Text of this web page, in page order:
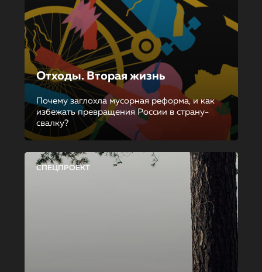
Отходы. Вторая жизнь
Почему заглохла мусорная реформа, и как
избежать превращения России в страну-
свалку?
СПЕЦПРОЕКТ